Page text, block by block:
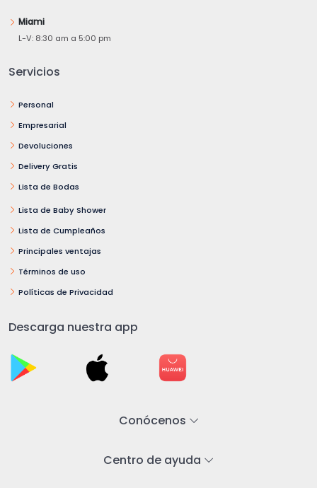
Miami
L-V: 8:30 am a 5:00 pm
Servicios
Personal
Empresarial
Devoluciones
Delivery Gratis
Lista de Bodas
Lista de Baby Shower
Lista de Cumpleaños
Principales ventajas
Términos de uso
Políticas de Privacidad
Descarga nuestra app
Conócenos
Centro de ayuda